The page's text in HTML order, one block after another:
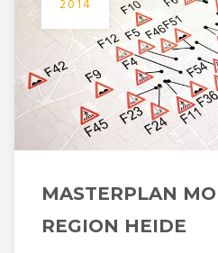
2014
MASTERPLAN
REGION HEIDE